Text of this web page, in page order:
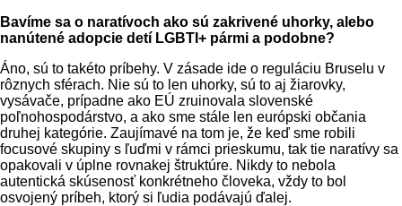
Bavíme sa o naratívoch ako sú zakrivené uhorky, alebo
nanútené adopcie detí LGBTI+ pármi a podobne?
Áno, sú to takéto príbehy. V zásade ide o reguláciu Bruselu v
rôznych sférach. Nie sú to len uhorky, sú to aj žiarovky,
vysávače, prípadne ako EÚ zruinovala slovenské
poľnohospodárstvo, a ako sme stále len európski občania
druhej kategórie. Zaujímavé na tom je, že keď sme robili
focusové skupiny s ľuďmi v rámci prieskumu, tak tie naratívy sa
opakovali v úplne rovnakej štruktúre. Nikdy to nebola
autentická skúsenosť konkrétneho človeka, vždy to bol
osvojený príbeh, ktorý si ľudia podávajú ďalej.